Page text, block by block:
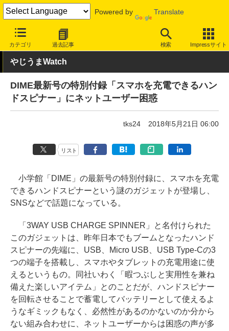
Powered by Translate
カテゴリ 過去記事 検索 Impressサイト
INTERNET Watch トピック
やじうまWatch
DIME最新号の特別付録「スマホを充電できるハン
ドスピナー」にネットユーザー困惑
tks24 2018年5月21日 06:00
リスト
小学館「DIME」の最新号の特別付録に、スマホを充電
できるハンドスピナーという謎のガジェットが登場し、
SNSなどで話題になっている。
「3WAY USB CHARGE SPINNER」と名付けられた
このガジェットは、昨年日本でもブームとなったハンド
スピナーの先端に、USB、Micro USB、USB Type-Cの3
つの端子を搭載し、スマホやタブレットの充電用途に使
えるというもの。同社いわく「暇つぶしと実用性を兼ね
備えた楽しいアイテム」とのことだが、ハンドスピナー
を回転させることで蓄電してバッテリーとして使えるよ
うなギミックもなく、必然性があるのかないのか分から
ない組み合わせに、ネットユーザーからは困惑の声が多